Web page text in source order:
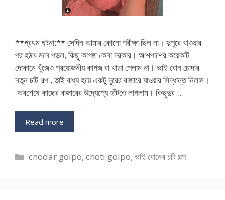
**প্রথম ঘটনা:** সেদিন আমার কোনো পরীক্ষা ছিল না। দুপুরে খাওয়ার
পর হঠাৎ মনে পড়ল, কিছু কাগজ কেনা দরকার। আশপাশের কয়েকটি
দোকানে খুঁজেও প্রয়োজনীয় কাগজ বা খাতা পেলাম না। ভাই বোন চোদার
নতুন চটি গল্প , তাই বাধ্য হয়ে একটু দূরের বাজারে যাওয়ার সিদ্ধান্ত নিলাম।
অবশেষে কাছের বাজারের উদ্যেশ্যে হাঁটতে লাগলাম। কিছুদুর …
Read more
Categories
chodar golpo,choti golpo,ভাই বোনের চটি গল্প